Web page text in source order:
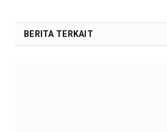
BERITA TERKAIT